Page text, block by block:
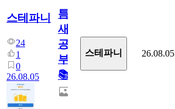
스테파니
24
1
0
26.08.05
틈
새
공
부!
📚
스테파니 26.08.05